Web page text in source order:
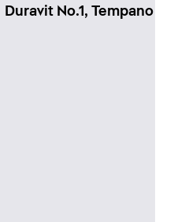
Duravit No.1, Tempano